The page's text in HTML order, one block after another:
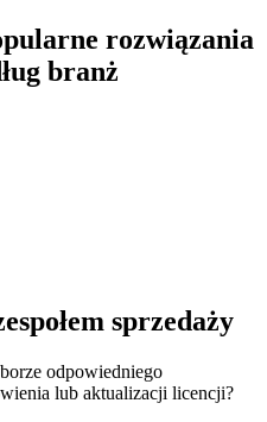
rozwiązania
branż
sprzedaży
odpowiedniego
lub aktualizacji licencji?